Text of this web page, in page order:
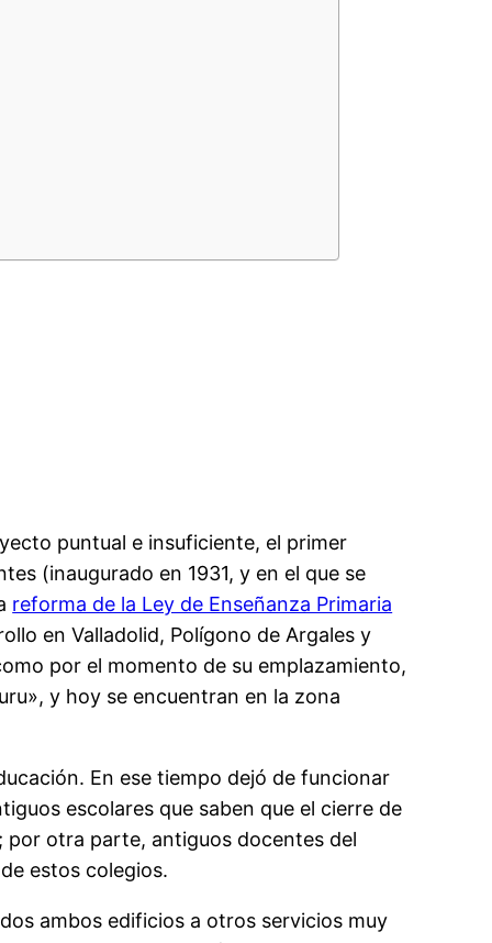
puntual e insuficiente, el primer
(inaugurado en 1931, y en el que se
reforma de la Ley de Enseñanza Primaria
en Valladolid, Polígono de Argales y
por el momento de su emplazamiento,
y hoy se encuentran en la zona
En ese tiempo dejó de funcionar
escolares que saben que el cierre de
por otra parte, antiguos docentes del
estos colegios.
ambos edificios a otros servicios muy